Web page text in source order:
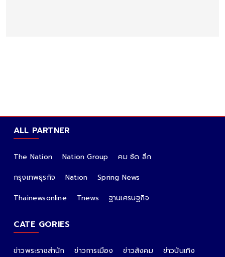
ALL PARTNER
The Nation Nation Group
คม ชัด ลึก
กรุงเทพธุรกิจ
Nation
Spring News
Thainewsonline
Tnews ฐานเศรษฐกิจ
CATE GORIES
ข่าวพระราชสำนัก ข่าวการเมือง ข่าวสังคม
ข่าวบันเทิง